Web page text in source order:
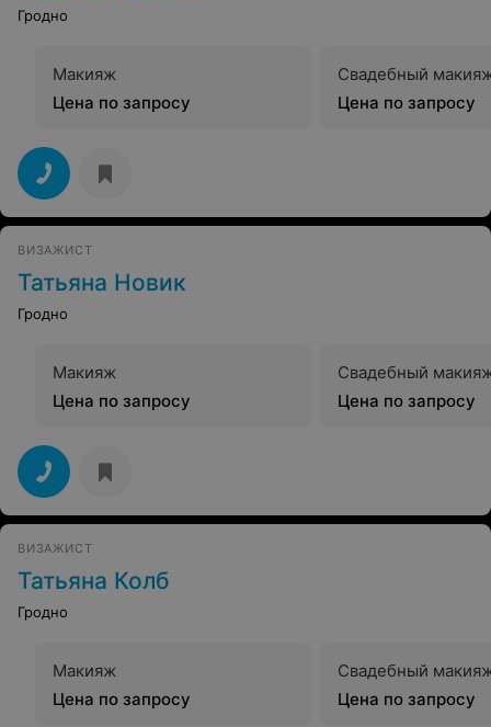
Гродно
Макияж
Цена по запросу
Свадебный
Цена по запросу
ВИЗАЖИСТ
Татьяна Новик
Гродно
Макияж
Цена по запросу
Свадебный
Цена по запросу
ВИЗАЖИСТ
Татьяна Колб
Гродно
Макияж
Цена по запросу
Свадебный
Цена по запросу